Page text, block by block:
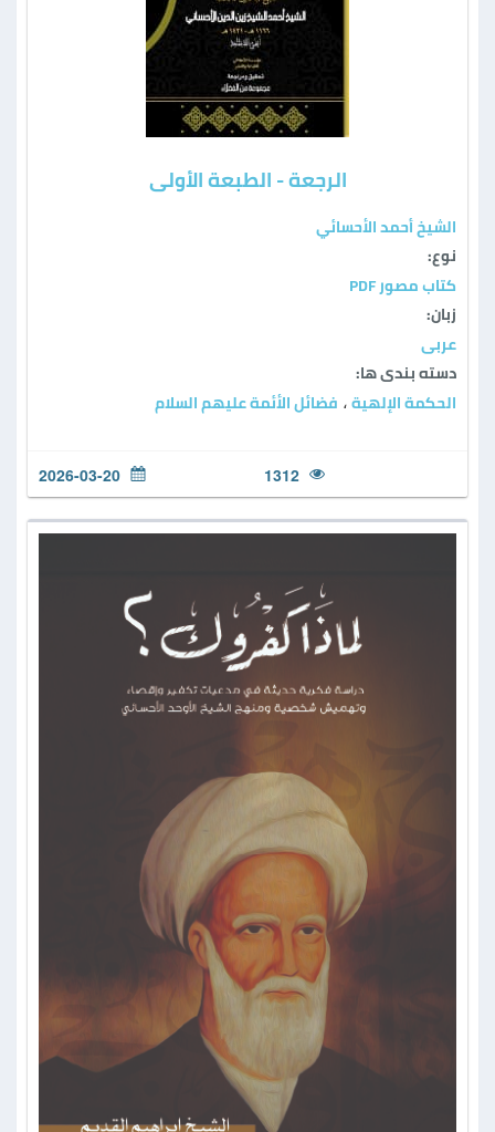
الرجعة - الطبعة الأولى
الشيخ أحمد الأحسائي
نوع:
كتاب مصور PDF
زبان:
عربی
دسته بندی ها:
الحكمة الإلهية ، فضائل الأئمة عليهم السلام
1312
2026-03-20